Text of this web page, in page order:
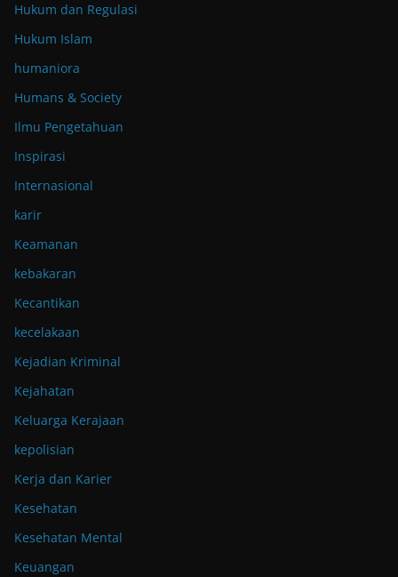
Hukum dan Regulasi
Hukum Islam
humaniora
Humans & Society
Ilmu Pengetahuan
Inspirasi
Internasional
karir
Keamanan
kebakaran
Kecantikan
kecelakaan
Kejadian Kriminal
Kejahatan
Keluarga Kerajaan
kepolisian
Kerja dan Karier
Kesehatan
Kesehatan Mental
Keuangan